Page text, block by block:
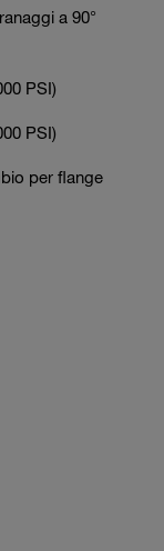
a 90°
PSI)
PSI)
per flange